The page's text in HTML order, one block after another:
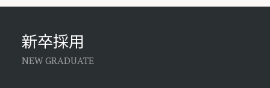
新卒採用
NEW GRADUATE